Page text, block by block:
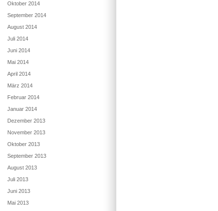
Oktober 2014
September 2014
August 2014
Juli 2014
Juni 2014
Mai 2014
April 2014
März 2014
Februar 2014
Januar 2014
Dezember 2013
November 2013
Oktober 2013
September 2013
August 2013
Juli 2013
Juni 2013
Mai 2013